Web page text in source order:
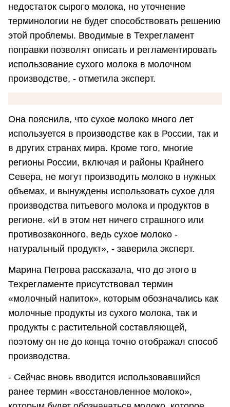
недостаток сырого молока, но уточнение
терминологии не будет способствовать решению
этой проблемы. Вводимые в Техрегламент
поправки позволят описать и регламентировать
использование сухого молока в молочном
производстве, - отметила эксперт.
Она пояснила, что сухое молоко много лет
используется в производстве как в России, так и
в других странах мира. Кроме того, многие
регионы России, включая и районы Крайнего
Севера, не могут производить молоко в нужных
объемах, и вынуждены использовать сухое для
производства питьевого молока и продуктов в
регионе. «И в этом нет ничего страшного или
противозаконного, ведь сухое молоко -
натуральный продукт», - заверила эксперт.
Марина Петрова рассказала, что до этого в
Техрегламенте присутствовал термин
«молочный напиток», которым обозначались как
молочные продукты из сухого молока, так и
продукты с растительной составляющей,
поэтому он не до конца точно отображал способ
производства.
- Сейчас вновь вводится использовавшийся
ранее термин «восстановленное молоко»,